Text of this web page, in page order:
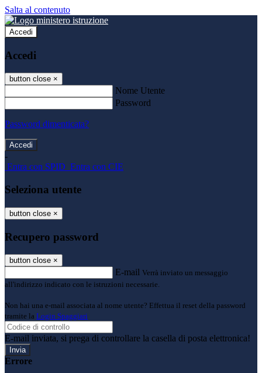
Salta al contenuto
Accedi
Accedi
button close ×
Nome Utente
Password
Password dimenticata?
-
Entra con SPID Entra con CIE
Seleziona utente
button close ×
Recupero password
button close ×
E-mail Verrà inviato un messaggio
all'indirizzo indicato con le istruzioni necessarie.
Non hai una e-mail associata al nome utente? Effettua il reset della password
tramite la Login Spaggiari
E-mail inviata, si prega di controllare la casella di posta elettronica!
Errore